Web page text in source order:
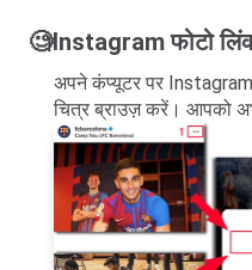
🧐Instagram फोटो
अपने कंप्यूटर पर Instagram
चित्र ब्राउज़ करें। आपको